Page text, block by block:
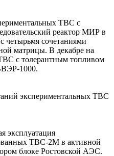
ТВС с
реактор МИР в
сочетаниями
матрицы. В декабре на
с толерантным топливом
1000.
экспериментальных ТВС
эксплуатация
ТВС-2М в активной
блоке Ростовской АЭС.